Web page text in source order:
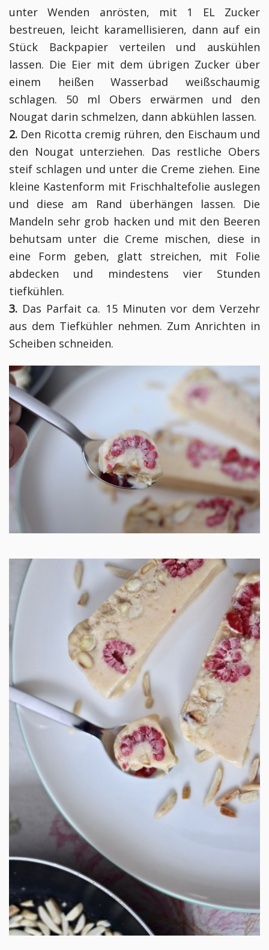
unter Wenden anrösten, mit 1 EL Zucker
bestreuen, leicht karamellisieren, dann auf ein
Stück Backpapier verteilen und auskühlen
lassen. Die Eier mit dem übrigen Zucker über
einem heißen Wasserbad weißschaumig
schlagen. 50 ml Obers erwärmen und den
Nougat darin schmelzen, dann abkühlen lassen.
2. Den Ricotta cremig rühren, den Eischaum und
den Nougat unterziehen. Das restliche Obers
steif schlagen und unter die Creme ziehen. Eine
kleine Kastenform mit Frischhaltefolie auslegen
und diese am Rand überhängen lassen. Die
Mandeln sehr grob hacken und mit den Beeren
behutsam unter die Creme mischen, diese in
eine Form geben, glatt streichen, mit Folie
abdecken und mindestens vier Stunden
tiefkühlen.
3. Das Parfait ca. 15 Minuten vor dem Verzehr
aus dem Tiefkühler nehmen. Zum Anrichten in
Scheiben schneiden.